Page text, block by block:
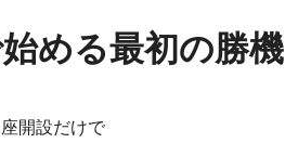
める最初の勝機
開設だけで